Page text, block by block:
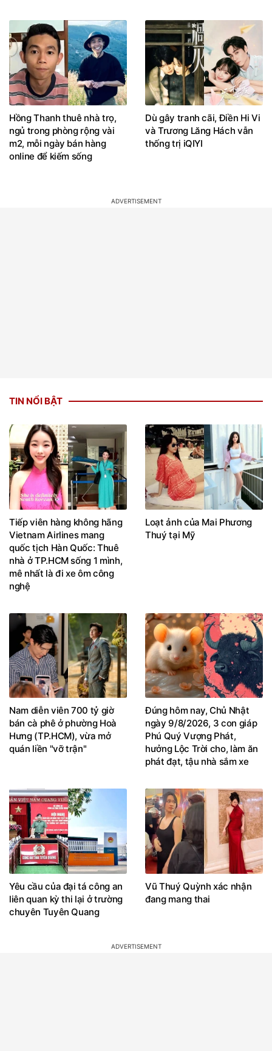
Hồng Thanh thuê nhà trọ,
ngủ trong phòng rộng vài
m2, mỗi ngày bán hàng
online để kiếm sống
Dù gây tranh cãi, Điền Hi Vi
và Trương Lăng Hách vẫn
thống trị iQIYI
TIN NỔI BẬT
Tiếp viên hàng không hãng
Vietnam Airlines mang
quốc tịch Hàn Quốc: Thuê
nhà ở TP.HCM sống 1 mình,
mê nhất là đi xe ôm công
nghệ
Loạt ảnh của Mai Phương
Thuý tại Mỹ
Nam diễn viên 700 tỷ giờ
bán cà phê ở phường Hoà
Hưng (TP.HCM), vừa mở
quán liền "vỡ trận"
Đúng hôm nay, Chủ Nhật
ngày 9/8/2026, 3 con giáp
Phú Quý Vượng Phát,
hưởng Lộc Trời cho, làm ăn
phát đạt, tậu nhà sắm xe
Yêu cầu của đại tá công an
liên quan kỳ thi lại ở trường
chuyên Tuyên Quang
Vũ Thuý Quỳnh xác nhận
đang mang thai